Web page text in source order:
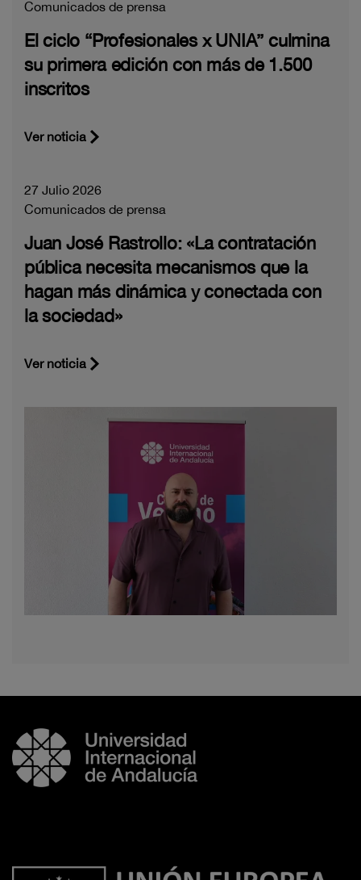
Comunicados de prensa
El ciclo “Profesionales x UNIA” culmina
su primera edición con más de 1.500
inscritos
Ver noticia
27 Julio 2026
Comunicados de prensa
Juan José Rastrollo: «La contratación
pública necesita mecanismos que la
hagan más dinámica y conectada con
la sociedad»
Ver noticia